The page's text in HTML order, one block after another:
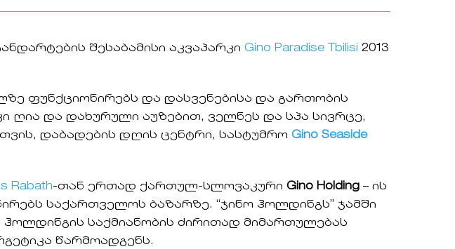
შესაბამისი აკვაპარკი Gino Paradise Tbilisi 2013
ფუნქციონირებს და დასვენებისა და გართობის
ღია და დახურული აუზებით, ველნეს და სპა სივრცე,
დაბადების დღის ცენტრი, სასტუმრო Gino Seaside
Rabath-თან ერთად ქართულ-სლოვაკური Gino Holding – ის
საქართველოს ბაზარზე. “ჯინო ჰოლდინგს” ჯამში
საქმიანობის ძირითად მიმართულებას
წარმოადგენს.